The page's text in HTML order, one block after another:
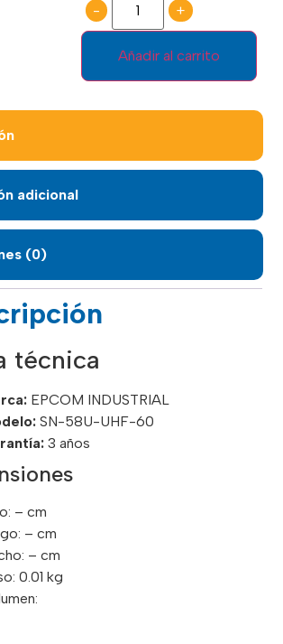
- +
Añadir al carrito
adicional
(0)
técnica
EPCOM INDUSTRIAL
SN-58U-UHF-60
3 años
– cm
– cm
– cm
0.01 kg